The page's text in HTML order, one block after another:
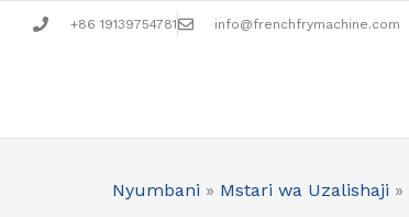
+86 19139754781 info@frenchfrymachine.com
Nyumbani » Mstari wa Uzalishaji »